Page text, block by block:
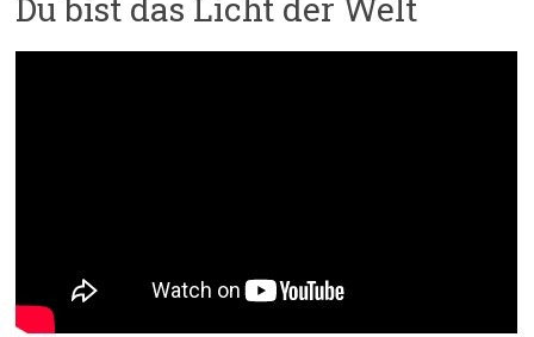
Du bist das Licht der Welt